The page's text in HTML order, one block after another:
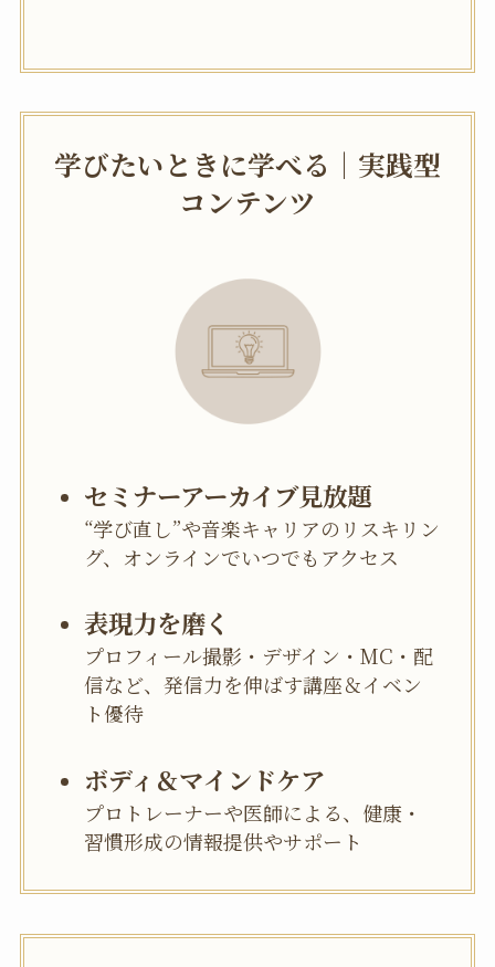
学びたいときに学べる｜実践型
コンテンツ
セミナーアーカイブ見放題
“学び直し”や音楽キャリアのリスキリン
グ、オンラインでいつでもアクセス
表現力を磨く
プロフィール撮影・デザイン・MC・配
信など、発信力を伸ばす講座＆イベン
ト優待
ボディ＆マインドケア
プロトレーナーや医師による、健康・
習慣形成の情報提供やサポート